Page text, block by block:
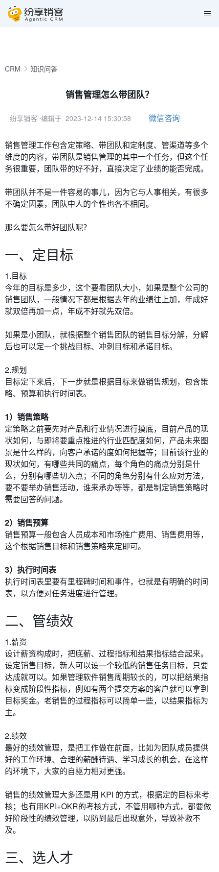
CRM 知识问答
销售管理怎么带团队？
纷享销客 ⋅编辑于 2023-12-14 15:30:58 微信咨询
销售管理工作包含定策略、带团队和定制度、管渠道等多个
维度的内容，带团队是销售管理的其中一个任务，但这个任
务很重要，团队带的好不好，直接决定了业绩的能否完成。
带团队并不是一件容易的事儿，因为它与人事相关，有很多
不确定因素，团队中人的个性也各不相同。
那么要怎么带好团队呢？
一、定目标
1.目标
今年的目标是多少，这个要看团队大小，如果是整个公司的
销售团队，一般情况下都是根据去年的业绩往上加，年成好
就双倍再加一点，年成不好就先双倍。
如果是小团队，就根据整个销售团队的销售目标分解，分解
后也可以定一个挑战目标、冲刺目标和承诺目标。
2.规划
目标定下来后，下一步就是根据目标来做销售规划，包含策
略、预算和执行时间表。
1）销售策略
定策略之前要先对产品和行业情况进行摸底，目前产品的现
状如何，与即将要重点推进的行业匹配度如何，产品未来图
景是什么样的，向客户承诺的度如何把握等；目前该行业的
现状如何，有哪些共同的痛点，每个角色的痛点分别是什
么，分别有哪些切入点；不同的角色分别有什么应对方法，
要不要举办销售活动，谁来承办等等，都是制定销售策略时
需要回答的问题。
2）销售预算
销售预算一般包含人员成本和市场推广费用、销售费用等，
这个根据销售目标和销售策略来定即可。
3）执行时间表
执行时间表里要有里程碑时间和事件，也就是有明确的时间
表，以方便对任务进度进行管理。
二、管绩效
1.薪资
设计薪资构成时，把底薪、过程指标和结果指标结合起来。
设定销售目标，新人可以设一个较低的销售任务目标，只要
达成就可以。如果管理软件销售周期较长的，可以把结果指
标变成阶段性指标，例如有两个提交方案的客户就可以拿到
目标奖金。老销售的过程指标可以简单一些，以结果指标为
主。
2.绩效
最好的绩效管理，是把工作做在前面，比如为团队成员提供
好的工作环境、合理的薪酬待遇、学习成长的机会，在这样
的环境下，大家的自驱力相对更强。
销售的绩效管理大多还是用 KPI 的方式，根据定的目标来考
核；也有用KPI+OKR的考核方式，不管用哪种方式，都要做
好阶段性的绩效管理，以防到最后出现意外，导致补救不
及。
三、选人才